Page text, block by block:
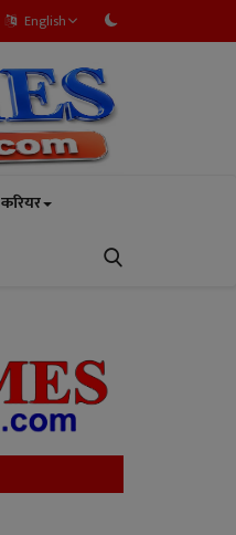
English
करियर